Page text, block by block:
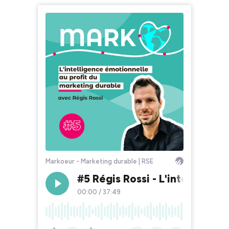
Markoeur - Marketing durable | RSE
#5 Régis Rossi -
00:00 / 37:49